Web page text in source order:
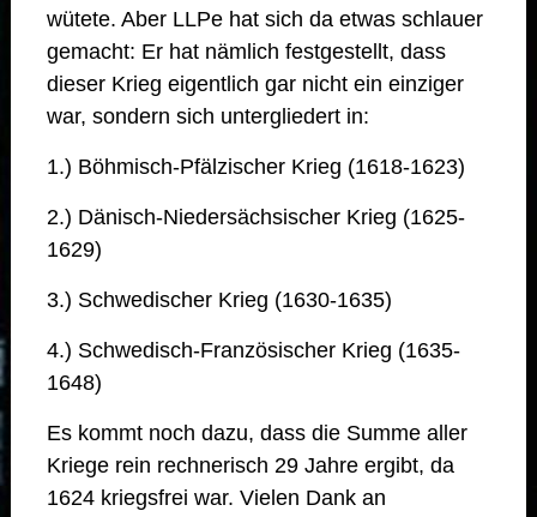
wütete. Aber LLPe hat sich da etwas schlauer
gemacht: Er hat nämlich festgestellt, dass
dieser Krieg eigentlich gar nicht ein einziger
war, sondern sich untergliedert in:
1.) Böhmisch-Pfälzischer Krieg (1618-1623)
2.) Dänisch-Niedersächsischer Krieg (1625-
1629)
3.) Schwedischer Krieg (1630-1635)
4.) Schwedisch-Französischer Krieg (1635-
1648)
Es kommt noch dazu, dass die Summe aller
Kriege rein rechnerisch 29 Jahre ergibt, da
1624 kriegsfrei war. Vielen Dank an